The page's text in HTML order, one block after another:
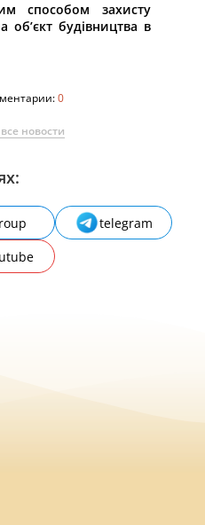
способом захисту
будівництва в
0
новости
telegram